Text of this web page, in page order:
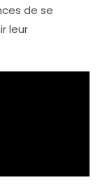
de se
leur